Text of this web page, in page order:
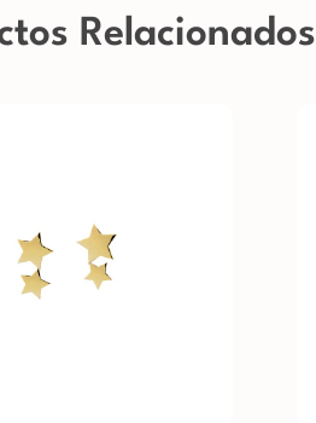
Relacionados